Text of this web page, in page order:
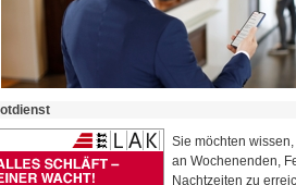
Sie möchten
an Wochenenden,
Nachtzeiten zu